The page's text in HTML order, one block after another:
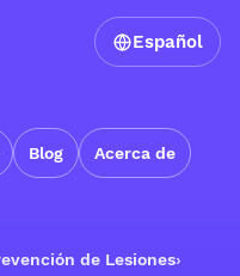
Blog Acerca de
Español
de Lesiones›